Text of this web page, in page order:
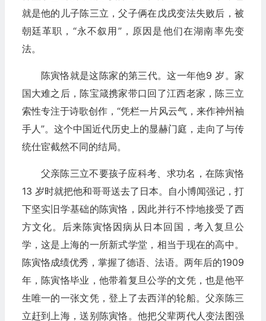
就是他的儿子陈三立，父子俩在戊戌变法失败后，被
朝廷革职，“永不叙用”，原因是他们在湖南率先变
法。
陈寅恪就是这陈家的第三代。这一年他9 岁。家
国大难之后，陈宝箴携家带口回了江西老家，陈三立
索性专注于诗歌创作，“凭栏一片风云气，来作神州袖
手人”。这个中国近代历史上的显赫门庭，走向了与传
统仕宦截然不同的结局。
父亲陈三立不要孩子应科考、求功名，在陈寅恪
13 岁时就把他和哥哥送去了日本。自小博闻强记，打
下坚实旧学基础的陈寅恪，因此并行不悖地接受了西
方文化。后来陈寅恪因病从日本回国，考入复旦公
学，这是上海的一所新式学堂，相当于现在的高中。
陈寅恪成绩优秀，掌握了德语、法语。两年后的1909
年，陈寅恪毕业，他带着复旦公学的文凭，也是他平
生唯一的一张文凭，登上了去西洋的轮船。父亲陈三
立赶到上海，送别陈寅恪。他把父辈两代人变法图强